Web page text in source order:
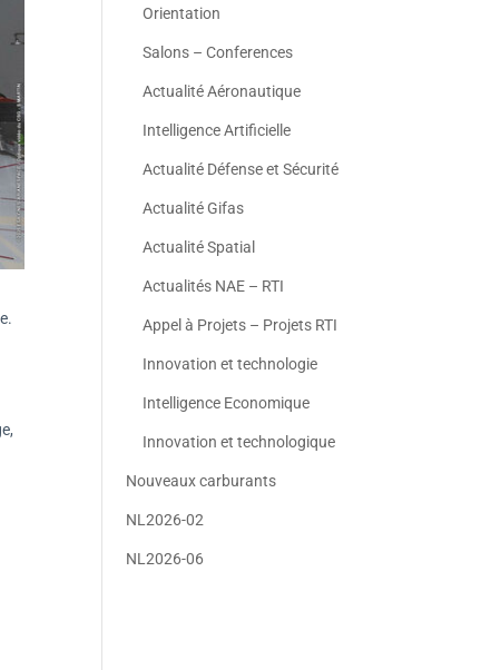
Orientation
Salons – Conferences
Actualité Aéronautique
Intelligence Artificielle
Actualité Défense et Sécurité
Actualité Gifas
Actualité Spatial
Actualités NAE – RTI
Appel à Projets – Projets RTI
Innovation et technologie
Intelligence Economique
Innovation et technologique
Nouveaux carburants
NL2026-02
NL2026-06